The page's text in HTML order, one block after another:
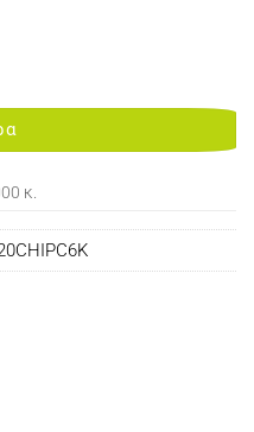
6K TK150 ποσότητα
κ.